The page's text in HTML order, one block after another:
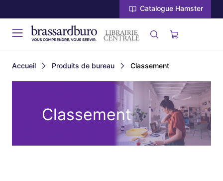
Catalogue Hamster
Accueil Produits de bureau Classement
Classement